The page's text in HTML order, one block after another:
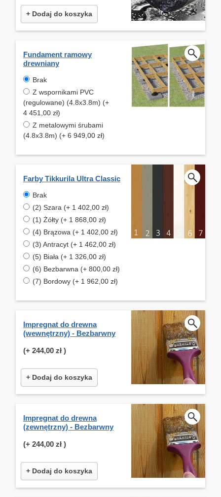
+ Dodaj do koszyka
Fundament ramowy
drewniany
Brak
Z wspornikami PVC
(regulowane) (4.8x3.8m) (+
4 451,00 zł)
Z metalowymi śrubami
(4.8x3.8m) (+ 6 949,00 zł)
Farby Tikkurila Ultra Classic
Brak
(2) Szara (+ 1 402,00 zł)
(1) Żółty (+ 1 868,00 zł)
(4) Brązowa (+ 1 402,00 zł)
(3) Antracyt (+ 1 462,00 zł)
(5) Biała (+ 1 326,00 zł)
(6) Bezbarwna (+ 800,00 zł)
(7) Bordowy (+ 1 962,00 zł)
Impregnat do drewna
(wewnętrzny) - Bezbarwny
(+ 244,00 zł )
+ Dodaj do koszyka
Impregnat do drewna
(zewnętrzny) - Bezbarwny
(+ 244,00 zł )
+ Dodaj do koszyka